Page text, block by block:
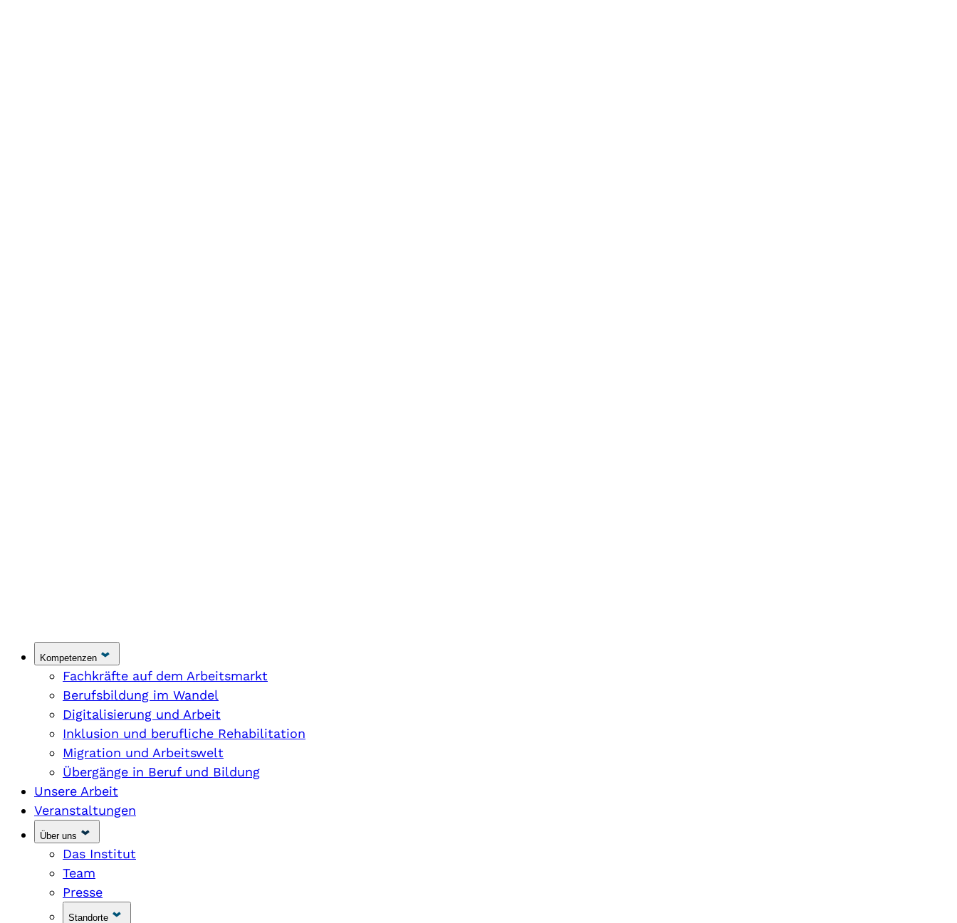
Kompetenzen
Fachkräfte auf dem Arbeitsmarkt
Berufsbildung im Wandel
Digitalisierung und Arbeit
Inklusion und berufliche Rehabilitation
Migration und Arbeitswelt
Übergänge in Beruf und Bildung
Unsere Arbeit
Veranstaltungen
Über uns
Das Institut
Team
Presse
Standorte